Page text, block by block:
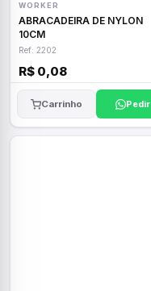
WORKER
ABRACADEIRA DE NYLON
10CM
Ref: 2202
R$ 0,08
Carrinho Pedir